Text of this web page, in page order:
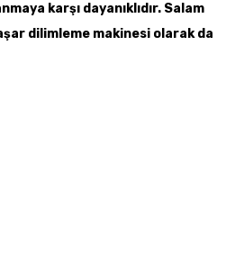
karşı dayanıklıdır. Salam
dilimleme makinesi olarak da